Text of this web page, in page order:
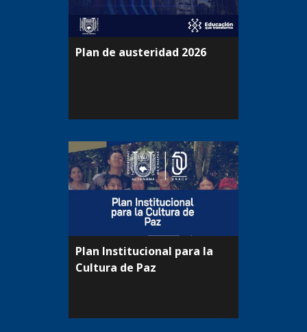
Plan de austeridad 2026
Plan Institucional para la
Cultura de Paz